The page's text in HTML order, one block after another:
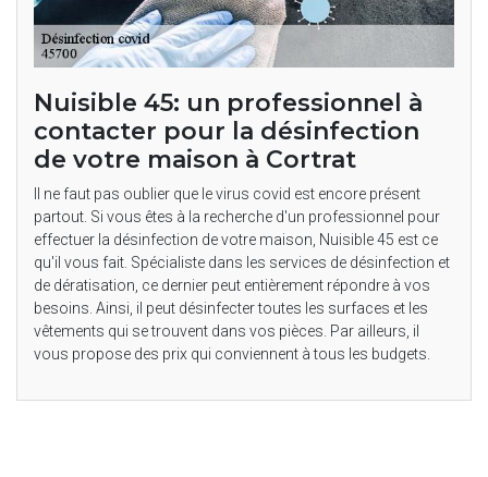
Nuisible 45: un professionnel à
contacter pour la désinfection
de votre maison à Cortrat
Il ne faut pas oublier que le virus covid est encore présent
partout. Si vous êtes à la recherche d'un professionnel pour
effectuer la désinfection de votre maison, Nuisible 45 est ce
qu'il vous fait. Spécialiste dans les services de désinfection et
de dératisation, ce dernier peut entièrement répondre à vos
besoins. Ainsi, il peut désinfecter toutes les surfaces et les
vêtements qui se trouvent dans vos pièces. Par ailleurs, il
vous propose des prix qui conviennent à tous les budgets.